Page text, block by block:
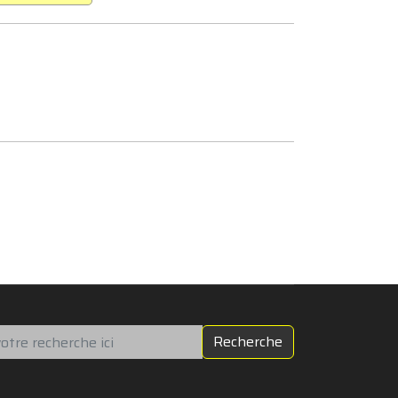
Recherche